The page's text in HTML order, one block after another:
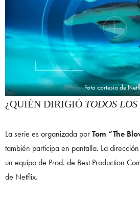
Foto cortesía de
¿QUIÉN DIRIGIÓ TODOS
La serie es organizada porTom “The
también participa en pantalla. La
un equipo de Prod. de Best Production
de Netflix.